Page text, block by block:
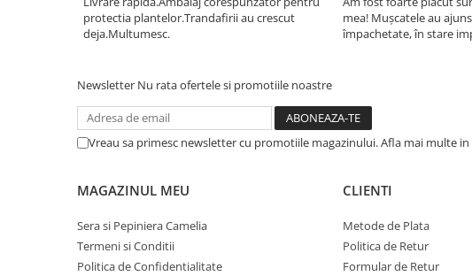
protectia plantelor.Trandafirii au crescut
deja.Multumesc.
mea! Mușcatele au
împachetate, în stare
Newsletter Nu rata ofertele si promotiile noastre
Vreau sa primesc newsletter cu promotiile magazinului. Afla mai multe in
MAGAZINUL MEU
Sera si Pepiniera Camelia
Termeni si Conditii
Politica de Confidentialitate
CLIENTI
Metode de Plata
Politica de Retur
Formular de Retur